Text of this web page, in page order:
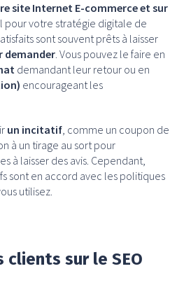
site Internet E-commerce et sur
pour votre stratégie digitale de
sont souvent prêts à laisser
demander. Vous pouvez le faire en
demandant leur retour ou en
encourageant les
un incitatif, comme un coupon de
à un tirage au sort pour
à laisser des avis. Cependant,
sont en accord avec les politiques
utilisez.
clients sur le SEO